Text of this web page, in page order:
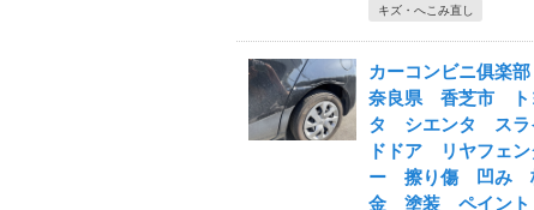
キズ・へこみ直し
カーコンビニ俱楽
奈良県 香芝市 ト
タ シエンタ スラ
ドドア リヤフェン
ー 擦り傷 凹み
金 塗装 ペイン